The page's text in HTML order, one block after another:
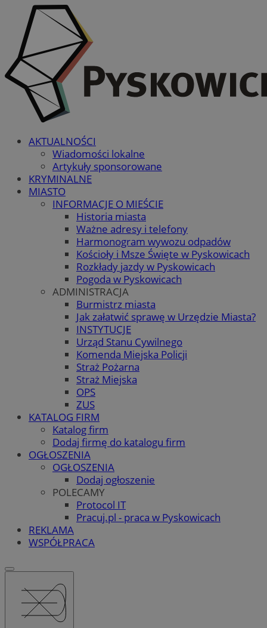
AKTUALNOŚCI
Wiadomości lokalne
Artykuły sponsorowane
KRYMINALNE
MIASTO
INFORMACJE O MIEŚCIE
Historia miasta
Ważne adresy i telefony
Harmonogram wywozu odpadów
Kościoły i Msze Święte w Pyskowicach
Rozkłady jazdy w Pyskowicach
Pogoda w Pyskowicach
ADMINISTRACJA
Burmistrz miasta
Jak załatwić sprawę w Urzędzie Miasta?
INSTYTUCJE
Urząd Stanu Cywilnego
Komenda Miejska Policji
Straż Pożarna
Straż Miejska
OPS
ZUS
KATALOG FIRM
Katalog firm
Dodaj firmę do katalogu firm
OGŁOSZENIA
OGŁOSZENIA
Dodaj ogłoszenie
POLECAMY
Protocol IT
Pracuj.pl - praca w Pyskowicach
REKLAMA
WSPÓŁPRACA